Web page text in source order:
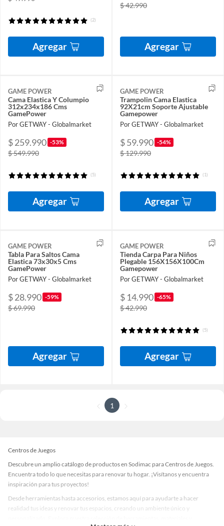
(2)
Agregar
$ 42.990
Agregar
GAME POWER
Cama Elastica Y Columpio
312x234x186 Cms
GamePower
Por GETWAY - Globalmarket
$ 259.990 -53%
$ 549.990
(5)
Agregar
GAME POWER
Trampolin Cama Elastica
92X21cm Soporte Ajustable
Gamepower
Por GETWAY - Globalmarket
$ 59.990 -54%
$ 129.990
(1)
Agregar
GAME POWER
Tabla Para Saltos Cama
Elastica 73x30x5 Cms
GamePower
Por GETWAY - Globalmarket
$ 28.990 -59%
$ 69.990
Agregar
GAME POWER
Tienda Carpa Para Niños
Plegable 156X156X100Cm
Gamepower
Por GETWAY - Globalmarket
$ 14.990 -65%
$ 42.990
(5)
Agregar
1
Centros de Juegos
Descubre un amplio catálogo de productos en Sodimac para Centros de Juegos.
Encuentra todo lo que necesitas para renovar tu hogar. ¡Visítanos y encuentra
inspiración para tus proyectos!
Desde herramientas hasta accesorios, estamos aquí para ayudarte a hacer
realidad tus ideas y renovar tus espacios, creando un ambiente único y